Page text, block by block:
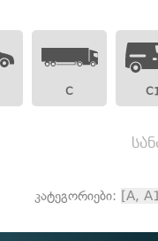
C
კატეგორიები: [A,